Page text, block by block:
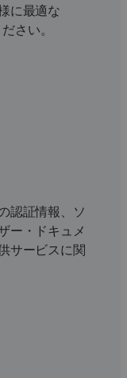
に最適な
さい。
認証情報、ソ
ー・ドキュメ
サービスに関